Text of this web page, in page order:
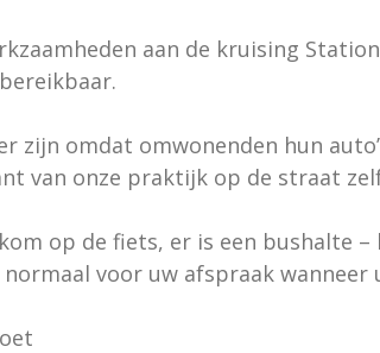
aan de kruising
zijn omdat omwonenden hun
van onze praktijk op de straat
op de fiets, er is een bushalte
voor uw afspraak wanneer